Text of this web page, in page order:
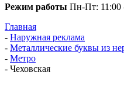
Режим работы Пн-Пт: 11:00
Главная
- Наружная реклама
- Металлические буквы из
- Метро
- Чеховская